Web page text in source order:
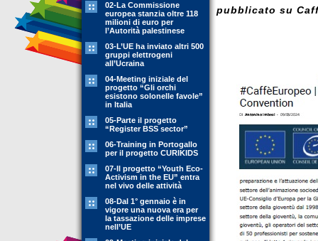
02-La Commissione
europea stanzia oltre 118
milioni di euro per
l’Autorità palestinese
03-L’UE ha inviato altri 500
gruppi elettrogeni
all’Ucraina
04-Meeting iniziale del
progetto “Gli orchi
esistono solonelle favole”
in Italia
05-Parte il progetto
“Register BSS sector”
06-Training in Portogallo
per il progetto CURIKIDS
07-Il progetto “Youth Eco-
Activism in the EU” entra
nel vivo delle attività
08-Dal 1° gennaio è in
vigore una nuova era per
la tassazione delle imprese
nell’UE
pubblicato su